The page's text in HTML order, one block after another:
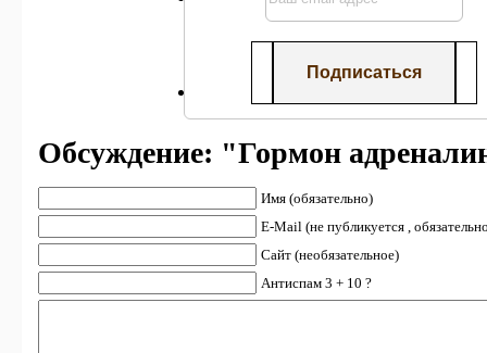
Обсуждение: "Гормон
Имя (обязательно)
E-Mail (не публикуется ,
Сайт (необязательное)
Антиспам 3 + 10 ?